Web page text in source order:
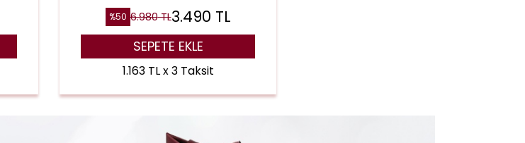
%50 6.980TL3.490 TL
SEPETE EKLE
1.163 TL x 3 Taksit